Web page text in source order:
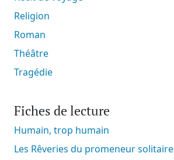
Religion
Roman
Théâtre
Tragédie
Fiches de lecture
Humain, trop humain
Les Rêveries du promeneur solitaire